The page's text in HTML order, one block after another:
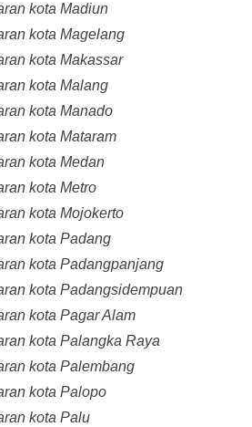
kota Madiun
kota Magelang
kota Makassar
kota Malang
kota Manado
kota Mataram
kota Medan
kota Metro
kota Mojokerto
kota Padang
kota Padangpanjang
kota Padangsidempuan
kota Pagar Alam
kota Palangka Raya
kota Palembang
kota Palopo
kota Palu